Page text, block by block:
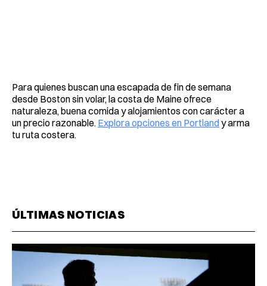
Para quienes buscan una escapada de fin de semana
desde Boston sin volar, la costa de Maine ofrece
naturaleza, buena comida y alojamientos con carácter a
un precio razonable. Explora opciones en Portlandy arma
tu ruta costera.
ÚLTIMAS NOTICIAS